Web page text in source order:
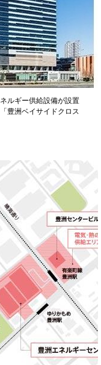
ルギー供給設備が設置
豊洲ベイサイドクロス